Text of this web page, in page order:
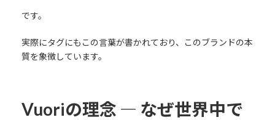
です。
実際にタグにもこの言葉が書かれており、このブランドの本
質を象徴しています。
Vuoriの理念 ― なぜ世界中で